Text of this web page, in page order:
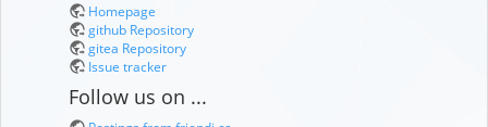
Homepage
github Repository
gitea Repository
Issue tracker
Follow us on ...